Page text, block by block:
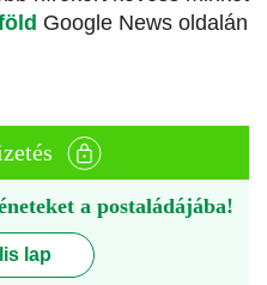
Google News oldalán
a postaládájába!
lap